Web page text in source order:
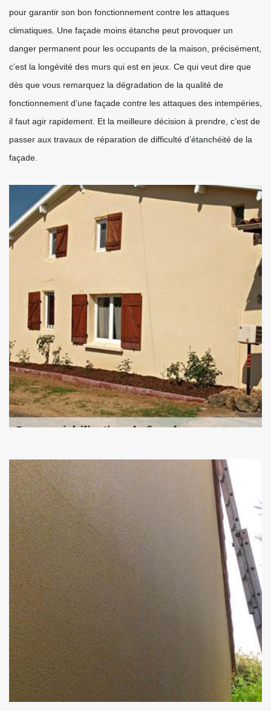
pour garantir son bon fonctionnement contre les attaques
climatiques. Une façade moins étanche peut provoquer un
danger permanent pour les occupants de la maison, précisément,
c’est la longévité des murs qui est en jeux. Ce qui veut dire que
dès que vous remarquez la dégradation de la qualité de
fonctionnement d’une façade contre les attaques des intempéries,
il faut agir rapidement. Et la meilleure décision à prendre, c’est de
passer aux travaux de réparation de difficulté d’étanchéité de la
façade.